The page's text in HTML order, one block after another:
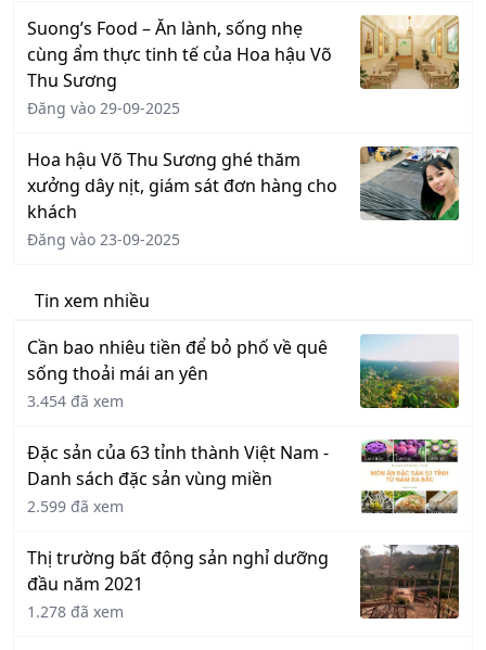
Suong’s Food – Ăn lành, sống nhẹ
cùng ẩm thực tinh tế của Hoa hậu Võ
Thu Sương
Đăng vào 29-09-2025
Hoa hậu Võ Thu Sương ghé thăm
xưởng dây nịt, giám sát đơn hàng cho
khách
Đăng vào 23-09-2025
Tin xem nhiều
Cần bao nhiêu tiền để bỏ phố về quê
sống thoải mái an yên
3.454 đã xem
Đặc sản của 63 tỉnh thành Việt Nam -
Danh sách đặc sản vùng miền
2.599 đã xem
Thị trường bất động sản nghỉ dưỡng
đầu năm 2021
1.278 đã xem